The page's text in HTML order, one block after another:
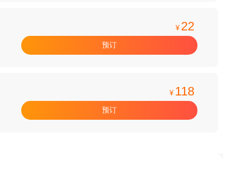
¥ 22
预订
¥ 118
预订